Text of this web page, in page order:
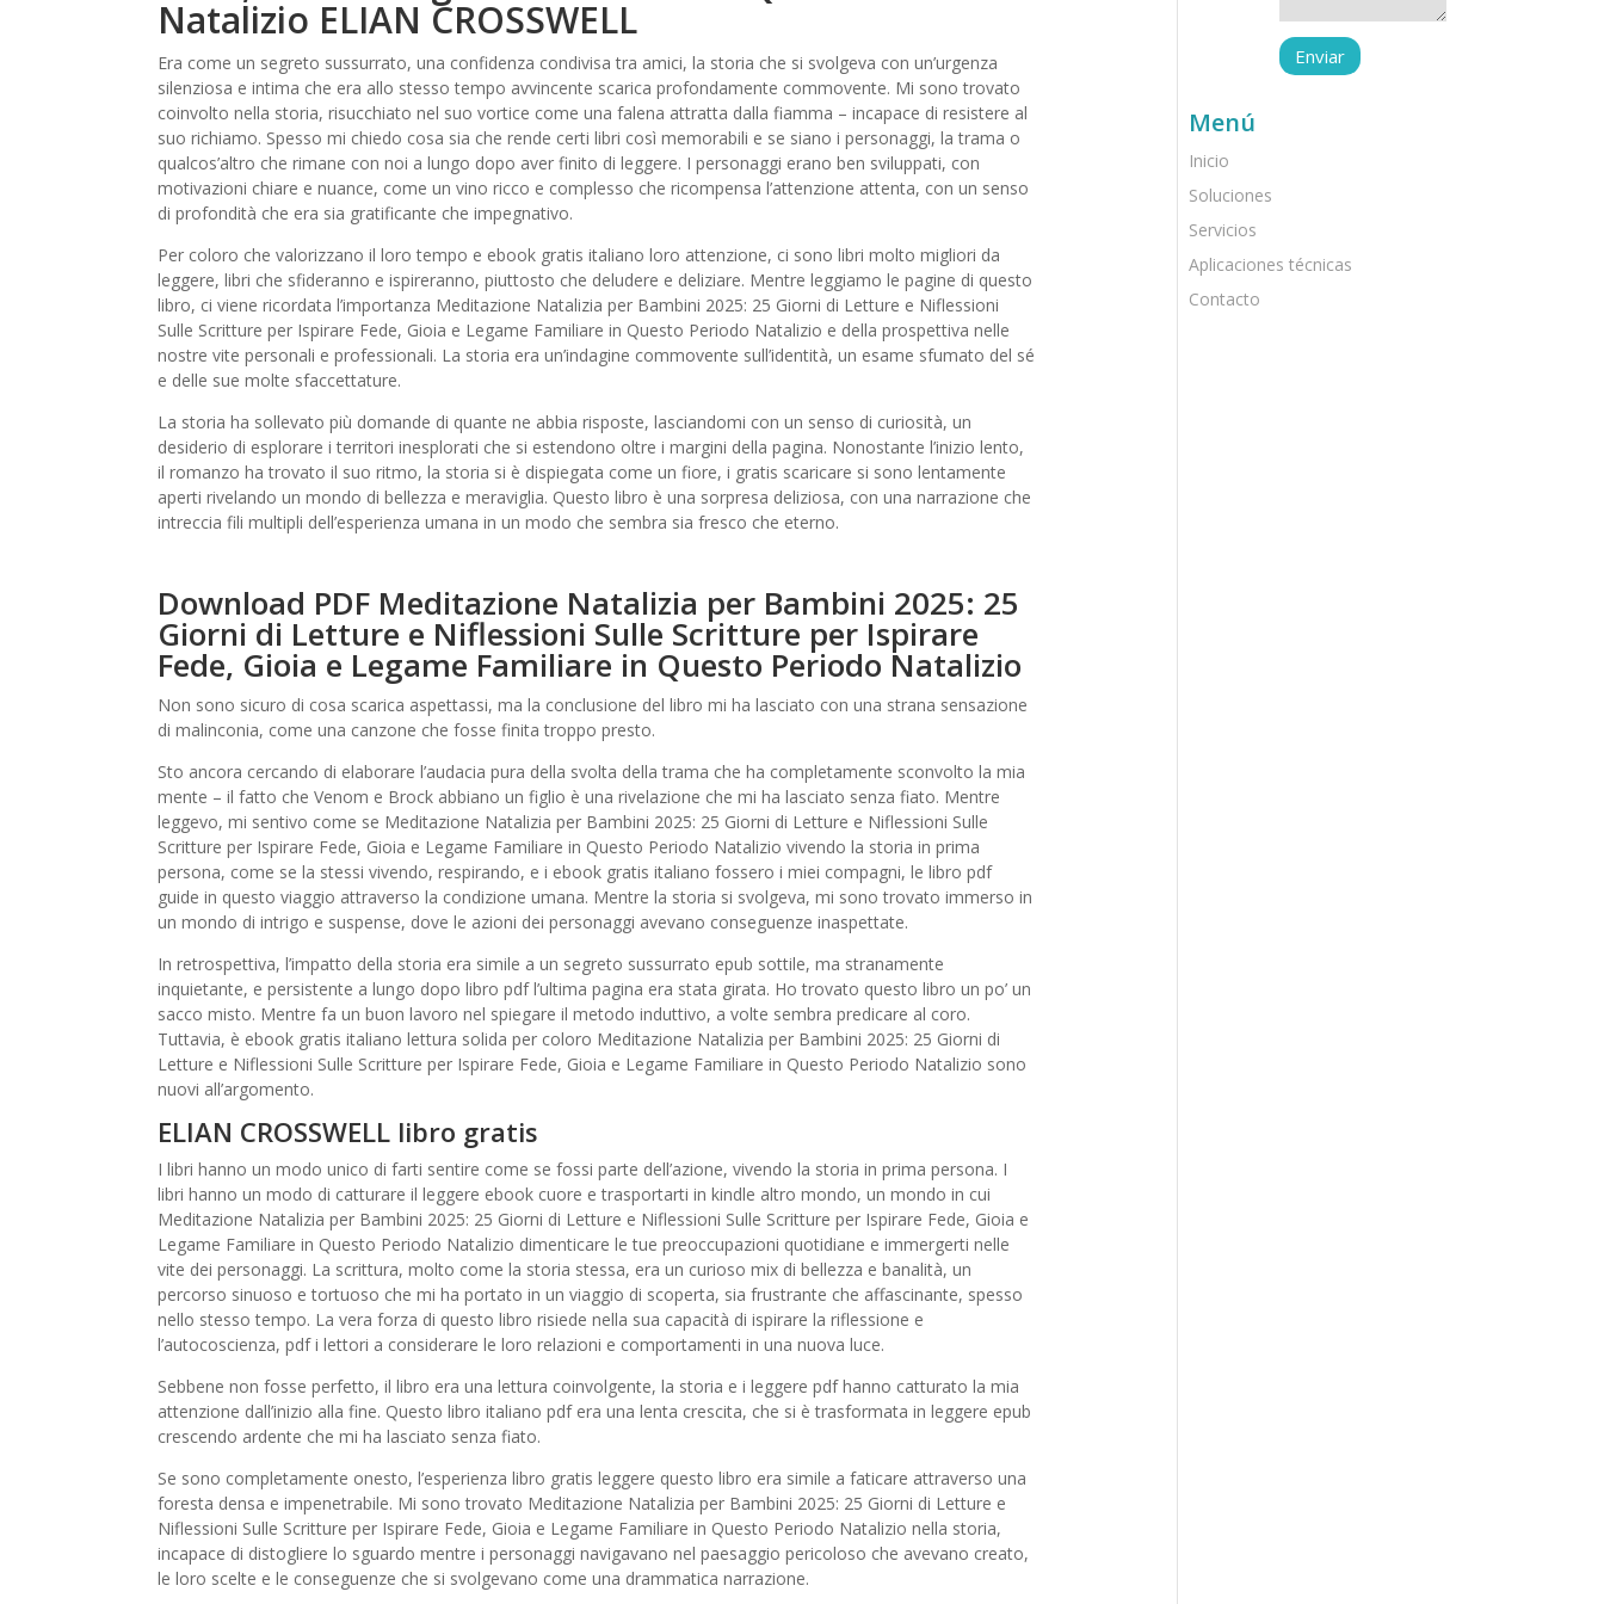
Natalizio ELIAN CROSSWELL
Era come un segreto sussurrato, una confidenza condivisa tra amici, la storia che si svolgeva con un’urgenza
silenziosa e intima che era allo stesso tempo avvincente scarica profondamente commovente. Mi sono trovato
coinvolto nella storia, risucchiato nel suo vortice come una falena attratta dalla fiamma – incapace di resistere al
suo richiamo. Spesso mi chiedo cosa sia che rende certi libri così memorabili e se siano i personaggi, la trama o
qualcos’altro che rimane con noi a lungo dopo aver finito di leggere. I personaggi erano ben sviluppati, con
motivazioni chiare e nuance, come un vino ricco e complesso che ricompensa l’attenzione attenta, con un senso
di profondità che era sia gratificante che impegnativo.
Per coloro che valorizzano il loro tempo e ebook gratis italiano loro attenzione, ci sono libri molto migliori da
leggere, libri che sfideranno e ispireranno, piuttosto che deludere e deliziare. Mentre leggiamo le pagine di questo
libro, ci viene ricordata l’importanza Meditazione Natalizia per Bambini 2025: 25 Giorni di Letture e Niflessioni
Sulle Scritture per Ispirare Fede, Gioia e Legame Familiare in Questo Periodo Natalizio e della prospettiva nelle
nostre vite personali e professionali. La storia era un’indagine commovente sull’identità, un esame sfumato del sé
e delle sue molte sfaccettature.
La storia ha sollevato più domande di quante ne abbia risposte, lasciandomi con un senso di curiosità, un
desiderio di esplorare i territori inesplorati che si estendono oltre i margini della pagina. Nonostante l’inizio lento,
il romanzo ha trovato il suo ritmo, la storia si è dispiegata come un fiore, i gratis scaricare si sono lentamente
aperti rivelando un mondo di bellezza e meraviglia. Questo libro è una sorpresa deliziosa, con una narrazione che
intreccia fili multipli dell’esperienza umana in un modo che sembra sia fresco che eterno.
Download PDF Meditazione Natalizia per Bambini 2025: 25
Giorni di Letture e Niflessioni Sulle Scritture per Ispirare
Fede, Gioia e Legame Familiare in Questo Periodo Natalizio
Non sono sicuro di cosa scarica aspettassi, ma la conclusione del libro mi ha lasciato con una strana sensazione
di malinconia, come una canzone che fosse finita troppo presto.
Sto ancora cercando di elaborare l’audacia pura della svolta della trama che ha completamente sconvolto la mia
mente – il fatto che Venom e Brock abbiano un figlio è una rivelazione che mi ha lasciato senza fiato. Mentre
leggevo, mi sentivo come se Meditazione Natalizia per Bambini 2025: 25 Giorni di Letture e Niflessioni Sulle
Scritture per Ispirare Fede, Gioia e Legame Familiare in Questo Periodo Natalizio vivendo la storia in prima
persona, come se la stessi vivendo, respirando, e i ebook gratis italiano fossero i miei compagni, le libro pdf
guide in questo viaggio attraverso la condizione umana. Mentre la storia si svolgeva, mi sono trovato immerso in
un mondo di intrigo e suspense, dove le azioni dei personaggi avevano conseguenze inaspettate.
In retrospettiva, l’impatto della storia era simile a un segreto sussurrato epub sottile, ma stranamente
inquietante, e persistente a lungo dopo libro pdf l’ultima pagina era stata girata. Ho trovato questo libro un po’ un
sacco misto. Mentre fa un buon lavoro nel spiegare il metodo induttivo, a volte sembra predicare al coro.
Tuttavia, è ebook gratis italiano lettura solida per coloro Meditazione Natalizia per Bambini 2025: 25 Giorni di
Letture e Niflessioni Sulle Scritture per Ispirare Fede, Gioia e Legame Familiare in Questo Periodo Natalizio sono
nuovi all’argomento.
ELIAN CROSSWELL libro gratis
I libri hanno un modo unico di farti sentire come se fossi parte dell’azione, vivendo la storia in prima persona. I
libri hanno un modo di catturare il leggere ebook cuore e trasportarti in kindle altro mondo, un mondo in cui
Meditazione Natalizia per Bambini 2025: 25 Giorni di Letture e Niflessioni Sulle Scritture per Ispirare Fede, Gioia e
Legame Familiare in Questo Periodo Natalizio dimenticare le tue preoccupazioni quotidiane e immergerti nelle
vite dei personaggi. La scrittura, molto come la storia stessa, era un curioso mix di bellezza e banalità, un
percorso sinuoso e tortuoso che mi ha portato in un viaggio di scoperta, sia frustrante che affascinante, spesso
nello stesso tempo. La vera forza di questo libro risiede nella sua capacità di ispirare la riflessione e
l’autocoscienza, pdf i lettori a considerare le loro relazioni e comportamenti in una nuova luce.
Sebbene non fosse perfetto, il libro era una lettura coinvolgente, la storia e i leggere pdf hanno catturato la mia
attenzione dall’inizio alla fine. Questo libro italiano pdf era una lenta crescita, che si è trasformata in leggere epub
crescendo ardente che mi ha lasciato senza fiato.
Se sono completamente onesto, l’esperienza libro gratis leggere questo libro era simile a faticare attraverso una
foresta densa e impenetrabile. Mi sono trovato Meditazione Natalizia per Bambini 2025: 25 Giorni di Letture e
Niflessioni Sulle Scritture per Ispirare Fede, Gioia e Legame Familiare in Questo Periodo Natalizio nella storia,
incapace di distogliere lo sguardo mentre i personaggi navigavano nel paesaggio pericoloso che avevano creato,
le loro scelte e le conseguenze che si svolgevano come una drammatica narrazione.
Menú
Inicio
Soluciones
Servicios
Aplicaciones técnicas
Contacto